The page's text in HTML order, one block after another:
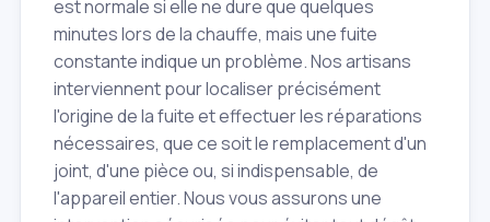
est normale si elle ne dure que quelques
minutes lors de la chauffe, mais une fuite
constante indique un problème. Nos artisans
interviennent pour localiser précisément
l'origine de la fuite et effectuer les réparations
nécessaires, que ce soit le remplacement d'un
joint, d'une pièce ou, si indispensable, de
l'appareil entier. Nous vous assurons une